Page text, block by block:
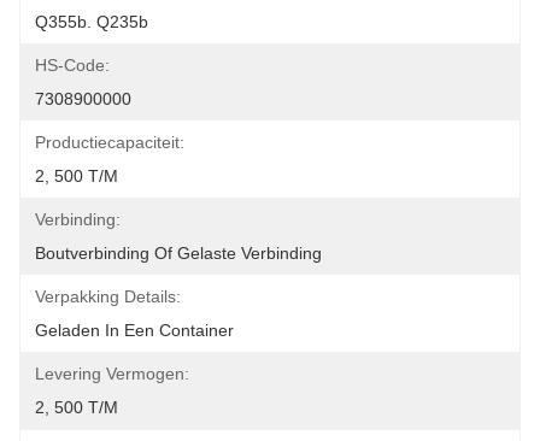
Q355b. Q235b
HS-Code:
7308900000
Productiecapaciteit:
2, 500 T/M
Verbinding:
Boutverbinding Of Gelaste Verbinding
Verpakking Details:
Geladen In Een Container
Levering Vermogen:
2, 500 T/M